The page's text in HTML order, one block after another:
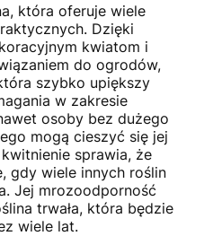
która oferuje wiele
Dzięki
kwiatom i
do ogrodów,
szybko upiększy
w zakresie
osoby bez dużego
mogą cieszyć się jej
sprawia, że
gdy wiele innych roślin
Jej mrozoodporność
trwała, która będzie
wiele lat.